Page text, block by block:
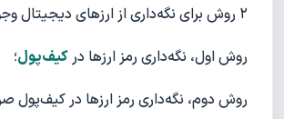
۲ روش برای نگه‌داری از ارزهای دیجیتال وجود دارد؛
روش اول، نگه‌داری رمز ارزها درکیف‌پول؛
روش دوم، نگه‌داری رمز ارزها در کیف‌پول